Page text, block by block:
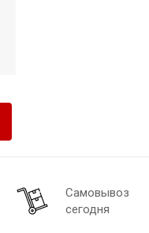
Самовывоз
сегодня